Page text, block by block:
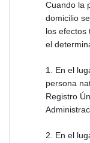
Cuando la
domicilio
los efectos
el
1. En el
persona
Registro
2. En el